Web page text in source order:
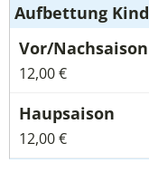
Aufbettung Kind
12,00 €
12,00 €